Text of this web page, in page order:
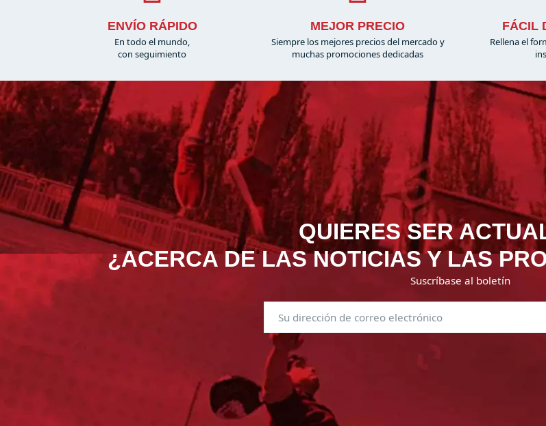
ENVÍO RÁPIDO
En todo el mundo,
con seguimiento
MEJOR PRECIO
Siempre los mejores precios del mercado y
muchas promociones dedicadas
FÁCIL
Rellena el
QUIERES SER
¿ACERCA DE LAS NOTICIAS Y LAS
Suscríbase al boletín